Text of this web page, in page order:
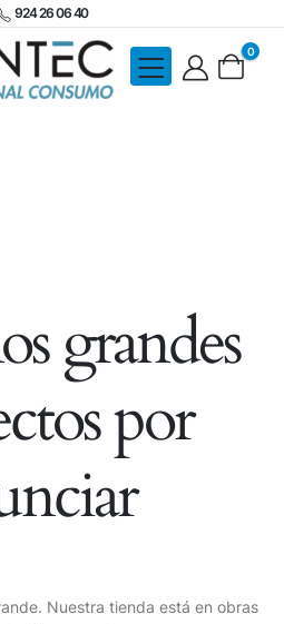
924 26 06 40
0
grandes
por
Nuestra tienda está en obras